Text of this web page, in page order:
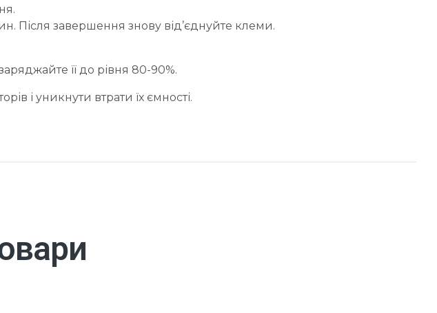
Після завершення знову від’єднуйте клеми.
її до рівня 80-90%.
і уникнути втрати їх ємності.